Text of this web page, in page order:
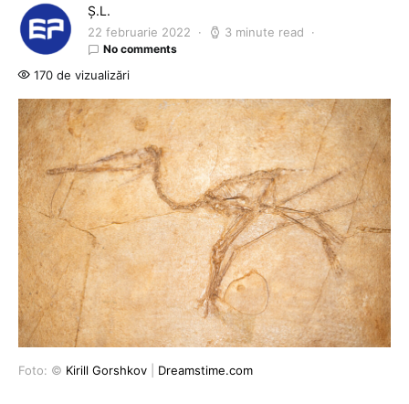
Ș.L.
22 februarie 2022 3 minute read
No comments
170 de vizualizări
Foto: © Kirill Gorshkov Dreamstime.com